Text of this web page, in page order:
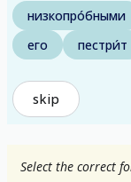
низкопро́бными
его
пестри́т
skip
Select the correct